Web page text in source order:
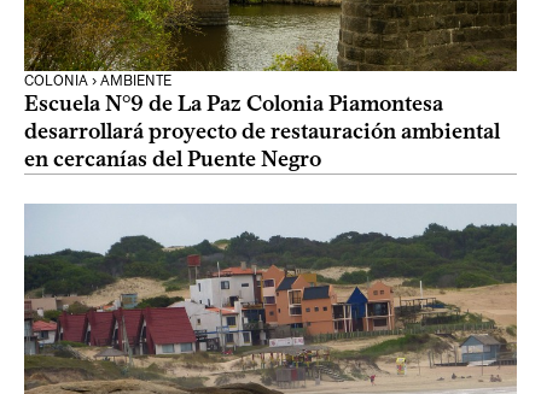
COLONIA › AMBIENTE
Escuela N°9 de La Paz Colonia Piamontesa
desarrollará proyecto de restauración ambiental
en cercanías del Puente Negro